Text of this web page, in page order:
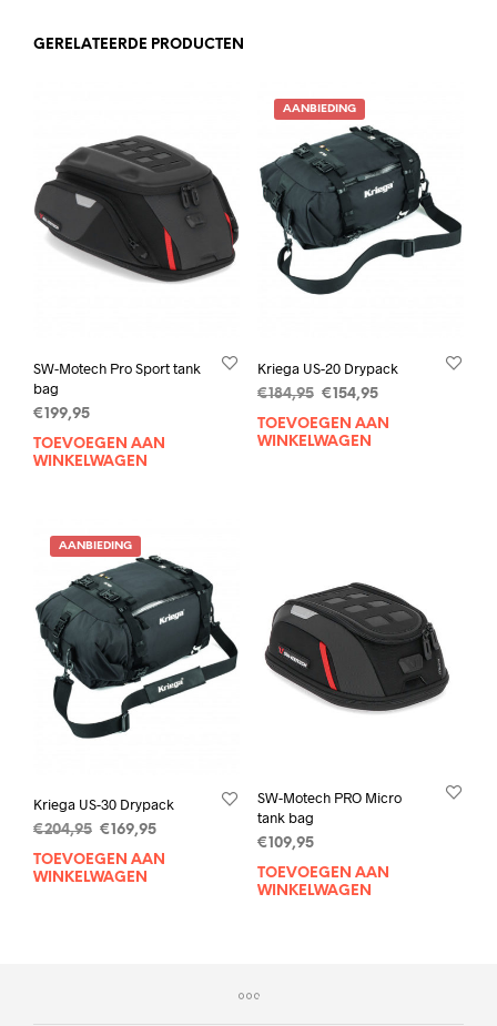
GERELATEERDE PRODUCTEN
SW-Motech Pro Sport tank
bag
€199,95
TOEVOEGEN AAN
WINKELWAGEN
AANBIEDING
Kriega US-20 Drypack
€184,95 Oorspronkelijke
prijs
was:
€154,95Huidige
prijs
TOEVOEGEN AAN
WINKELWAGEN
AANBIEDING
Kriega US-30 Drypack
€204,95 Oorspronkelijke
prijs
was:
€169,95Huidige
prijs
TOEVOEGEN AAN
WINKELWAGEN
SW-Motech PRO Micro
tank bag
€ 109,95
TOEVOEGEN AAN
WINKELWAGEN